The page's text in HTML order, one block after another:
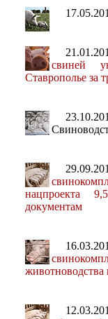
свиней
Ставрополье за
нацпроекта
документам
животноводства